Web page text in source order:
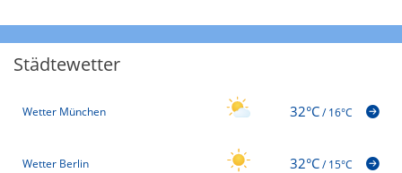
Städtewetter
Wetter München 32°C/16°C
Wetter Berlin 32°C/15°C